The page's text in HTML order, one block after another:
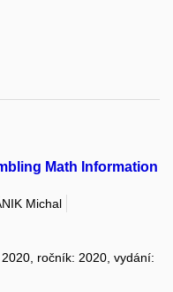
Math Information
Michal
ročník: 2020, vydání: